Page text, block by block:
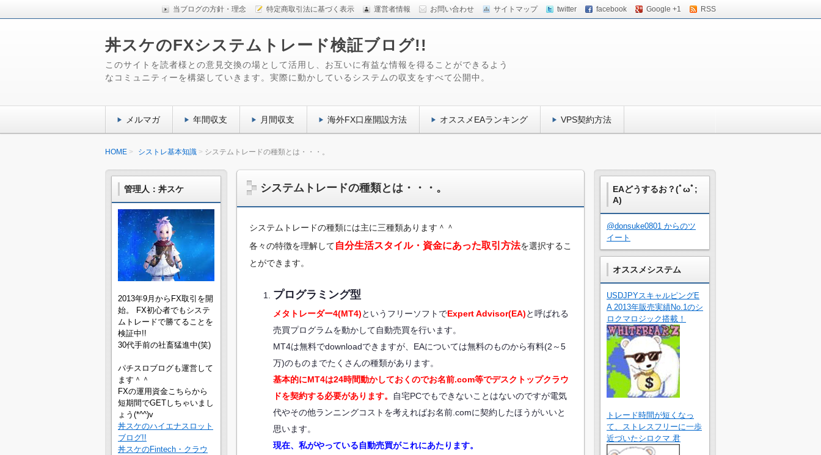
特定商取引法に基づく表示 運営者情報 お問い合わせ サイトマップ twitter facebook Google +1 RSS
当ブログの方針・理念
丼スケのFXシステムトレード検証ブログ!!
このサイトを読者様との意見交換の場として活用し、お互いに有益な情報を得ることができるよう
なコミュニティーを構築していきます。実際に動かしているシステムの収支をすべて公開中。
メルマガ 年間収支 月間収支 海外FX口座開設方法 オススメEAランキング VPS契約方法
HOME シストレ基本知識 システムトレードの種類とは・・・。
システムトレードの種類とは・・・。
システムトレードの種類には主に三種類あります＾＾
各々の特徴を理解して自分生活スタイル・資金にあった取引方法を選択するこ
とができます。
プログラミング型
メタトレーダー4(MT4)というフリーソフトでExpert Advisor(EA)と呼ばれる
売買プログラムを動かして自動売買を行います。
MT4は無料でdownloadできますが、EAについては無料のものから有料(2～5
万)のものまでたくさんの種類があります。
基本的にMT4は24時間動かしておくのでお名前.com等でデスクトップクラウ
ドを契約する必要があります。
自宅PCでもできないことはないのですが電気
代やその他ランニングコストを考えればお名前.comに契約したほうがいいと
思います。
現在、私がやっている自動売買がこれにあたります。
管理人：丼スケ
2013年9月からFX取引を開
始。 FX初心者でもシステ
ムトレードで勝てることを
検証中!!
30代手前の社畜猛進中(笑)
パチスロブログも運営して
ます＾＾
FXの運用資金こちらから
短期間でGETしちゃいまし
ょう(*^^)v
丼スケのハイエナスロット
ブログ!!
丼スケのFintech・クラウ
EAどうするお？(ﾟωﾟ;
A)
@donsuke0801 からのツ
イート
オススメシステム
USDJPYスキャルピングE
A 2013年販売実績No.1のシ
ロクマロジック搭載！
トレード時間が短くなっ
て、ストレスフリーに一歩
近づいたシロクマ 君